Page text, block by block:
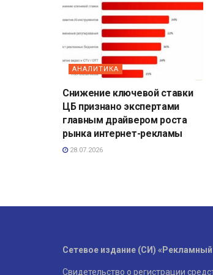
АНАЛИТИКА
Снижение ключевой ставки
ЦБ признано экспертами
главным драйвером роста
рынка интернет-рекламы
28.07.2026
Сетевое издание (СИ) «Рекламный
Свидетельство о регистрации